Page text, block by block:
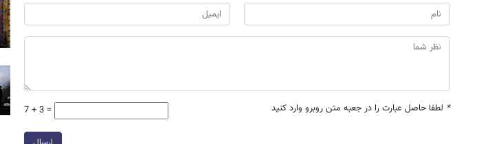
* لطفا حاصل عبارت را در جعبه متن روبرو وارد کنید 7 + 3 =